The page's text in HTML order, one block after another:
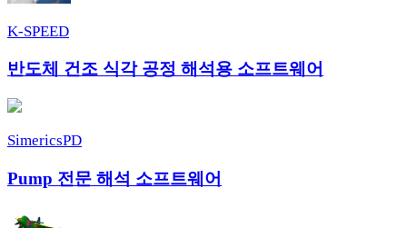
K-SPEED
반도체 건조 식각 공정 해석용 소프트웨어
SimericsPD
Pump 전문 해석 소프트웨어